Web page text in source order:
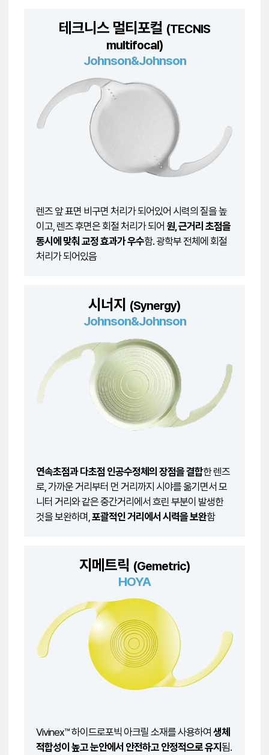
테크니스 멀티포컬 (TECNIS
multifocal)
Johnson&Johnson
렌즈 앞 표면 비구면 처리가 되어있어 시력의 질을 높
이고, 렌즈 후면은 회절 처리가 되어 원, 근거리 초점을
동시에 맞춰 교정 효과가 우수함. 광학부 전체에 회절
처리가 되어있음
시너지 (Synergy)
Johnson&Johnson
연속초점과 다초점 인공수정체의 장점을 결합한 렌즈
로, 가까운 거리부터 먼 거리까지 시야를 옮기면서 모
니터 거리와 같은 중간거리에서 흐린 부분이 발생한
것을 보완하며,포괄적인 거리에서 시력을 보완함
지메트릭 (Gemetric)
HOYA
Vivinex™ 하이드로포빅 아크릴 소재를 사용하여생체
적합성이 높고 눈안에서 안전하고 안정적으로 유지됨.